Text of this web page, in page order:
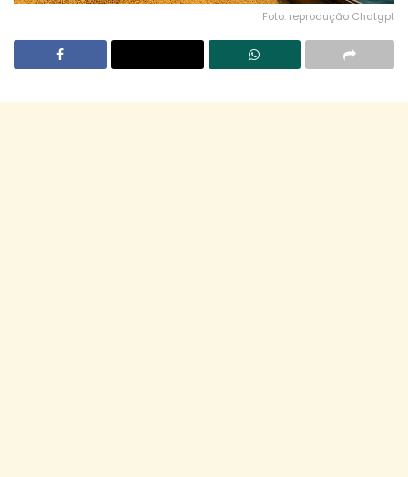
Foto: reprodução Chatgpt